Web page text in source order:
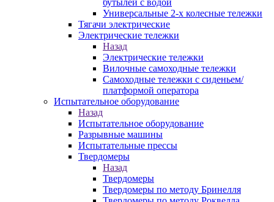
бутылей с водой
Универсальные 2-х колесные тележки
Тягачи электрические
Электрические тележки
Назад
Электрические тележки
Вилочные самоходные тележки
Самоходные тележки с сиденьем/
платформой оператора
Испытательное оборудование
Назад
Испытательное оборудование
Разрывные машины
Испытательные прессы
Твердомеры
Назад
Твердомеры
Твердомеры по методу Бринелля